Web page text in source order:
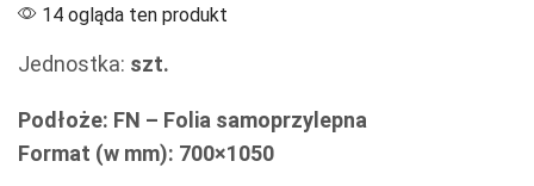
14 ogląda ten produkt
Jednostka: szt.
Podłoże: FN – Folia samoprzylepna
Format (w mm): 700×1050